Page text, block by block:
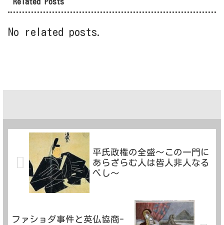
Related Posts
No related posts.
平氏政権の全盛～この一門に
あらざらむ人は皆人非人なる
べし～
ファショダ事件と英仏協商-